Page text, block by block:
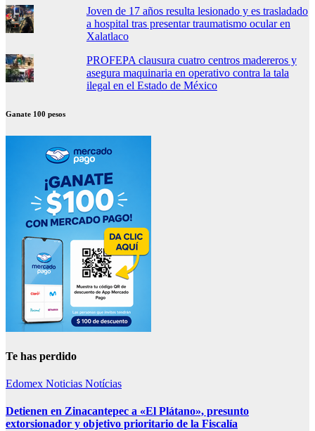
Joven de 17 años resulta lesionado y es trasladado
a hospital tras presentar traumatismo ocular en
Xalatlaco
PROFEPA clausura cuatro centros madereros y
asegura maquinaria en operativo contra la tala
ilegal en el Estado de México
Ganate 100 pesos
Te has perdido
Edomex Noticias Notícias
Detienen en Zinacantepec a «El Plátano», presunto
extorsionador y objetivo prioritario de la Fiscalía